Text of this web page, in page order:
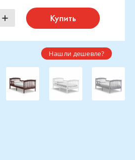
Купить
Нашли дешевле?